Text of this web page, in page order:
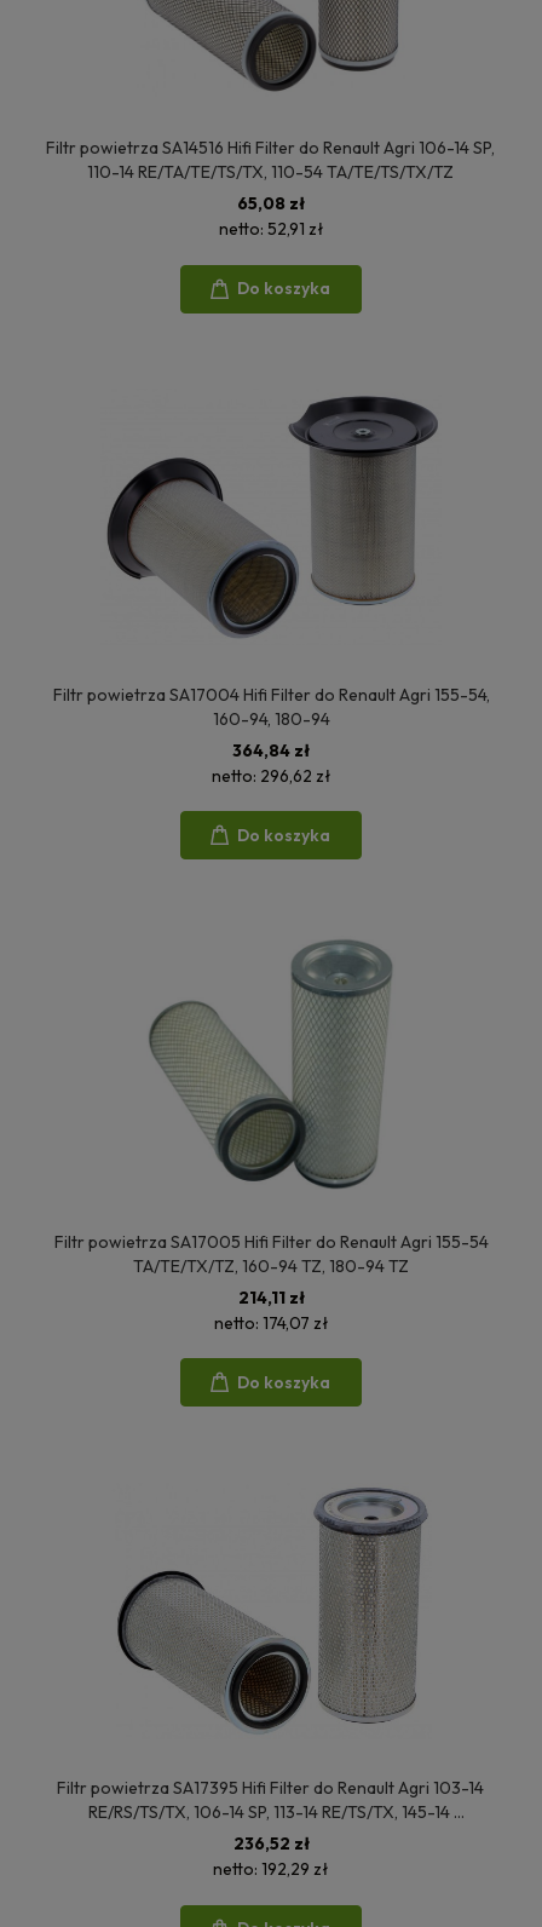
Filtr powietrza SA14516 Hifi Filter do Renault Agri 106-14 SP,
110-14 RE/TA/TE/TS/TX, 110-54 TA/TE/TS/TX/TZ
65,08 zł
netto: 52,91 zł
Do koszyka
Filtr powietrza SA17004 Hifi Filter do Renault Agri 155-54,
160-94, 180-94
364,84 zł
netto: 296,62 zł
Do koszyka
Filtr powietrza SA17005 Hifi Filter do Renault Agri 155-54
TA/TE/TX/TZ, 160-94 TZ, 180-94 TZ
214,11 zł
netto: 174,07 zł
Do koszyka
Filtr powietrza SA17395 Hifi Filter do Renault Agri 103-14
RE/RS/TS/TX, 106-14 SP, 113-14 RE/TS/TX, 145-14
RE/TA/TE/TX/TZ
236,52 zł
netto: 192,29 zł